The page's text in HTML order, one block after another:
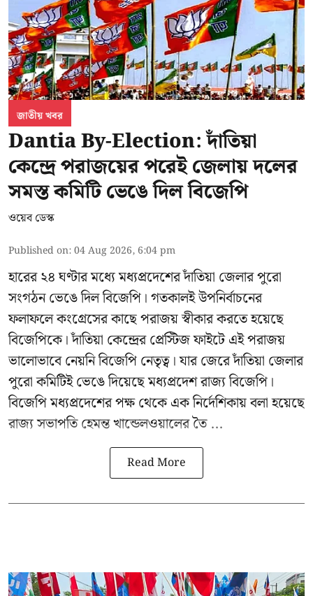
জাতীয় খবর
Dantia By-Election: দাঁতিয়া
কেন্দ্রে পরাজয়ের পরেই জেলায় দলের
সমস্ত কমিটি ভেঙে দিল বিজেপি
ওয়েব ডেস্ক
Published on:04 Aug 2026, 6:04 pm
হারের ২৪ ঘণ্টার মধ্যে মধ্যপ্রদেশের দাঁতিয়া জেলার পুরো
সংগঠন ভেঙে দিল বিজেপি। গতকালই উপনির্বাচনের
ফলাফলে কংগ্রেসের কাছে পরাজয় স্বীকার করতে হয়েছে
বিজেপিকে। দাঁতিয়া কেন্দ্রের প্রেস্টিজ ফাইটে এই পরাজয়
ভালোভাবে নেয়নি বিজেপি নেতৃত্ব। যার জেরে দাঁতিয়া জেলার
পুরো কমিটিই ভেঙে দিয়েছে মধ্যপ্রদেশ রাজ্য বিজেপি।
বিজেপি মধ্যপ্রদেশের পক্ষ থেকে এক নির্দেশিকায় বলা হয়েছে
রাজ্য সভাপতি হেমন্ত খান্ডেলওয়ালের তৈ ...
Read More